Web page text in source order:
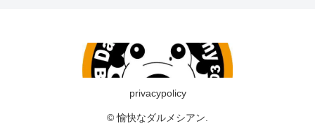
privacypolicy
© 愉快なダルメシアン.